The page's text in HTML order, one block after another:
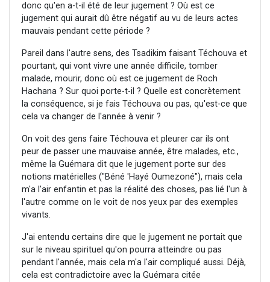
donc qu'en a-t-il été de leur jugement ? Où est ce
jugement qui aurait dû être négatif au vu de leurs actes
mauvais pendant cette période ?
Pareil dans l'autre sens, des Tsadikim faisant Téchouva et
pourtant, qui vont vivre une année difficile, tomber
malade, mourir, donc où est ce jugement de Roch
Hachana ? Sur quoi porte-t-il ? Quelle est concrètement
la conséquence, si je fais Téchouva ou pas, qu'est-ce que
cela va changer de l'année à venir ?
On voit des gens faire Téchouva et pleurer car ils ont
peur de passer une mauvaise année, être malades, etc.,
même la Guémara dit que le jugement porte sur des
notions matérielles ("Béné 'Hayé Oumezoné"), mais cela
m'a l'air enfantin et pas la réalité des choses, pas lié l'un à
l'autre comme on le voit de nos yeux par des exemples
vivants.
J'ai entendu certains dire que le jugement ne portait que
sur le niveau spirituel qu'on pourra atteindre ou pas
pendant l'année, mais cela m'a l'air compliqué aussi. Déjà,
cela est contradictoire avec la Guémara citée